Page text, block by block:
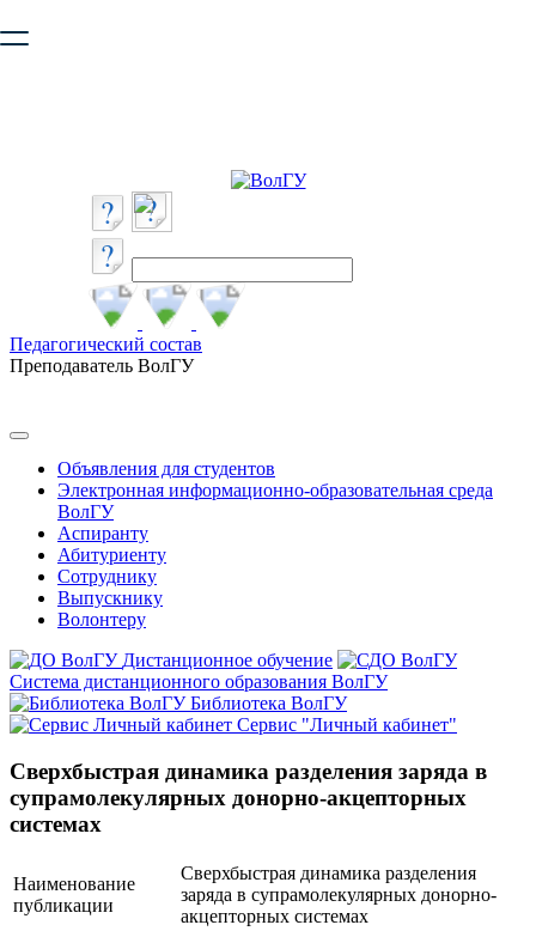
безопасную работу с сайтом. Пожалуйста
Педагогический состав
Преподаватель ВолГУ
Объявления для студентов
Электронная информационно-образовательная среда
ВолГУ
Аспиранту
Абитуриенту
Сотруднику
Выпускнику
Волонтеру
Дистанционное обучение
Система дистанционного образования ВолГУ
Библиотека ВолГУ
Сервис "Личный кабинет"
Сверхбыстрая динамика разделения заряда в
супрамолекулярных донорно-акцепторных
системах
Наименование
публикации
Сверхбыстрая динамика разделения
заряда в супрамолекулярных донорно-
акцепторных системах